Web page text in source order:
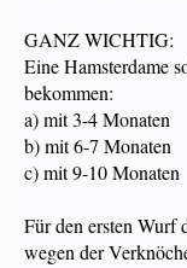
GANZ WICHTIG:
Eine Hamsterdame
bekommen:
a) mit 3-4 Monaten
b) mit 6-7 Monaten
c) mit 9-10 Monaten
Für den ersten Wurf
wegen der